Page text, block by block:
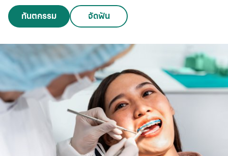
ทันตกรรม จัดฟัน